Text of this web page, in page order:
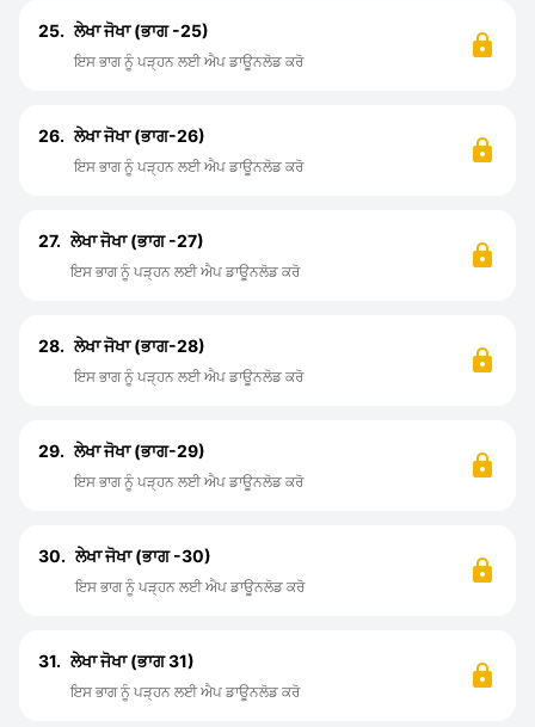
25. ਲੇਖਾ ਜੋਖਾ (ਭਾਗ -25)
ਇਸ ਭਾਗ ਨੂੰ ਪੜ੍ਹਨ ਲਈ ਐਪ ਡਾਊਨਲੋਡ ਕਰੋ
26. ਲੇਖਾ ਜੋਖਾ (ਭਾਗ-26)
ਇਸ ਭਾਗ ਨੂੰ ਪੜ੍ਹਨ ਲਈ ਐਪ ਡਾਊਨਲੋਡ ਕਰੋ
27. ਲੇਖਾ ਜੋਖਾ (ਭਾਗ -27)
ਇਸ ਭਾਗ ਨੂੰ ਪੜ੍ਹਨ ਲਈ ਐਪ ਡਾਊਨਲੋਡ ਕਰੋ
28. ਲੇਖਾ ਜੋਖਾ (ਭਾਗ-28)
ਇਸ ਭਾਗ ਨੂੰ ਪੜ੍ਹਨ ਲਈ ਐਪ ਡਾਊਨਲੋਡ ਕਰੋ
29. ਲੇਖਾ ਜੋਖਾ (ਭਾਗ-29)
ਇਸ ਭਾਗ ਨੂੰ ਪੜ੍ਹਨ ਲਈ ਐਪ ਡਾਊਨਲੋਡ ਕਰੋ
30. ਲੇਖਾ ਜੋਖਾ (ਭਾਗ -30)
ਇਸ ਭਾਗ ਨੂੰ ਪੜ੍ਹਨ ਲਈ ਐਪ ਡਾਊਨਲੋਡ ਕਰੋ
31. ਲੇਖਾ ਜੋਖਾ (ਭਾਗ 31)
ਇਸ ਭਾਗ ਨੂੰ ਪੜ੍ਹਨ ਲਈ ਐਪ ਡਾਊਨਲੋਡ ਕਰੋ